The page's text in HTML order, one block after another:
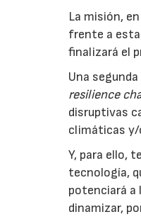
La misión,
frente a
finalizará el
Una
resilience
disruptivas
climáticas
Y, para ello,
tecnología,
potenciará a
dinamizar,